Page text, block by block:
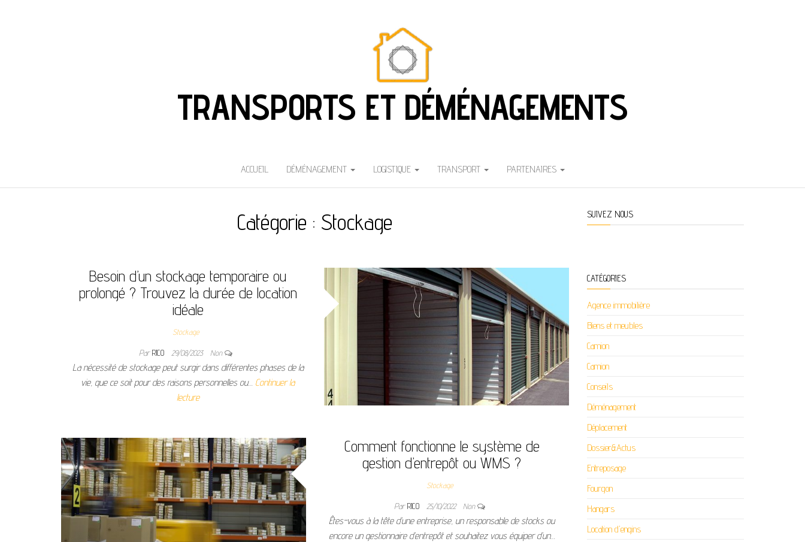
TRANSPORTS ET DÉMÉNAGEMENTS
ACCUEIL DÉMÉNAGEMENT LOGISTIQUE TRANSPORT PARTENAIRES
Catégorie : Stockage
Besoin d’un stockage temporaire ou
prolongé ? Trouvez la durée de location
idéale
Stockage
ParRICO 29/08/2023 Non
La nécessité de stockage peut surgir dans différentes phases de la
vie, que ce soit pour des raisons personnelles ou… Continuer la
lecture
Comment fonctionne le système de
gestion d’entrepôt ou WMS ?
Stockage
ParRICO 25/10/2022 Non
Êtes-vous à la tête d’une entreprise, un responsable de stocks ou
encore un gestionnaire d’entrepôt et souhaitez vous équiper d’un…
SUIVEZ NOUS
CATÉGORIES
Agence immobilière
Biens et meubles
Camion
Camion
Conseils
Déménagement
Déplacement
Dossier&Actus
Entreposage
Fourgon
Hangars
Location d'engins